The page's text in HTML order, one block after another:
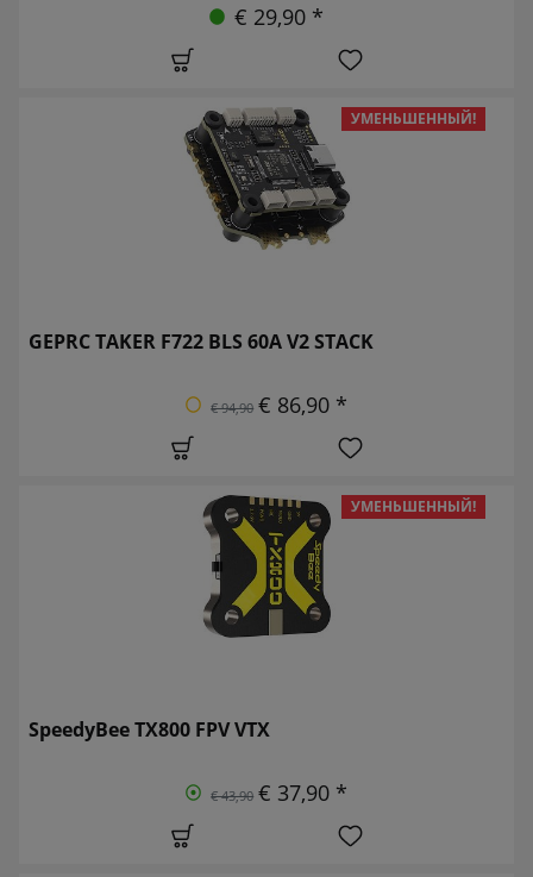
€ 29,90 *
УМЕНЬШЕННЫЙ!
GEPRC TAKER F722 BLS 60A V2 STACK
€ 94,90 € 86,90 *
УМЕНЬШЕННЫЙ!
SpeedyBee TX800 FPV VTX
€ 43,90 € 37,90 *